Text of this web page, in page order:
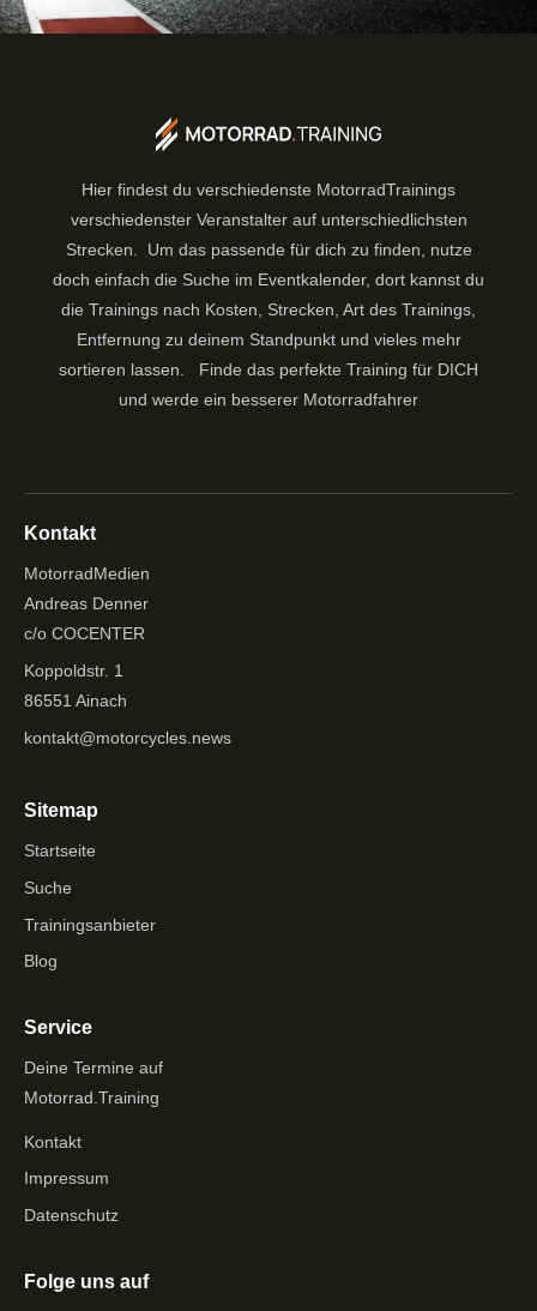
Hier findest du verschiedenste MotorradTrainings
verschiedenster Veranstalter auf unterschiedlichsten
Strecken. Um das passende für dich zu finden, nutze
doch einfach die Suche im Eventkalender, dort kannst du
die Trainings nach Kosten, Strecken, Art des Trainings,
Entfernung zu deinem Standpunkt und vieles mehr
sortieren lassen. Finde das perfekte Training für DICH
und werde ein besserer Motorradfahrer
Kontakt
MotorradMedien
Andreas Denner
c/o COCENTER
Koppoldstr. 1
86551 Ainach
kontakt@motorcycles.news
Sitemap
Startseite
Suche
Trainingsanbieter
Blog
Service
Deine Termine auf
Motorrad.Training
Kontakt
Impressum
Datenschutz
Folge uns auf